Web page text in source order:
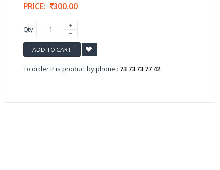
PRICE: 300.00
Qty:
ADD TO CART
To order this product by phone : 73 73 73 77 42